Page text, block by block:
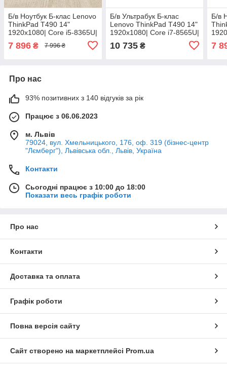
Б/в Ноутбук Б-клас Lenovo
ThinkPad T490 14"
1920x1080| Core i5-8365U|
8 GB RAM| 128 GB SSD|
UHD 620
7 896 ₴ 7 996 ₴
Б/в Ультрабук Б-клас
Lenovo ThinkPad T490 14"
1920x1080| Core i7-8565U|
16 GB RAM| 240 GB SSD|
UHD
10 735₴
Б/в
7
Про нас
93% позитивних з 140 відгуків за рік
Працює з 06.06.2023
м. Львів
79024, вул. Хмельницького, 176, оф. 319 (бізнес-центр
"Лємберг"), Львівська обл., Львів, Україна
Контакти
Сьогодні працює з 10:00 до 18:00
Показати весь графік роботи
Про нас
Контакти
Доставка та оплата
Графік роботи
Повна версія сайту
Сайт створено на маркетплейсі Prom.ua